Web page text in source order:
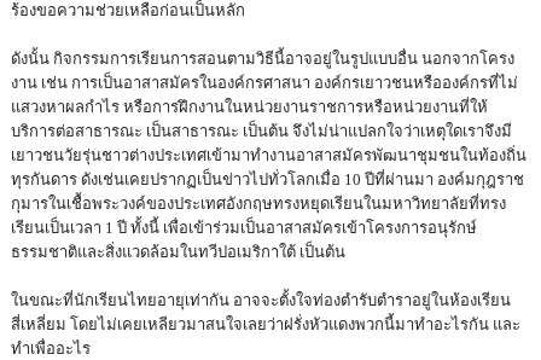
ร้องขอความช่วยเหลือก่อนเป็นหลัก
ดังนั้น กิจกรรมการเรียนการสอนตามวิธีนี้อาจอยู่ในรูปแบบอื่น นอกจากโครง
งาน เช่น การเป็นอาสาสมัครในองค์กรศาสนา องค์กรเยาวชนหรือองค์กรที่ไม่
แสวงหาผลกำไร หรือการฝึกงานในหน่วยงานราชการหรือหน่วยงานที่ให้
บริการต่อสาธารณะ เป็นสาธารณะ เป็นต้น จึงไม่น่าแปลกใจว่าเหตุใดเราจึงมี
เยาวชนวัยรุ่นชาวต่างประเทศเข้ามาทำงานอาสาสมัครพัฒนาชุมชนในท้องถิ่น
ทุรกันดาร ดังเช่นเคยปรากฏเป็นข่าวไปทั่วโลกเมื่อ 10 ปีที่ผ่านมา องค์มกุฎราช
กุมารในเชื้อพระวงค์ของประเทศอังกฤษทรงหยุดเรียนในมหาวิทยาลัยที่ทรง
เรียนเป็นเวลา 1 ปี ทั้งนี้ เพื่อเข้าร่วมเป็นอาสาสมัครเข้าโครงการอนุรักษ์
ธรรมชาติและสิ่งแวดล้อมในทวีปอเมริกาใต้ เป็นต้น
ในขณะที่นักเรียนไทยอายุเท่ากัน อาจจะตั้งใจท่องตำรับตำราอยู่ในห้องเรียน
สี่เหลี่ยม โดยไม่เคยเหลียวมาสนใจเลยว่าฝรั่งหัวแดงพวกนี้มาทำอะไรกัน และ
ทำเพื่ออะไร